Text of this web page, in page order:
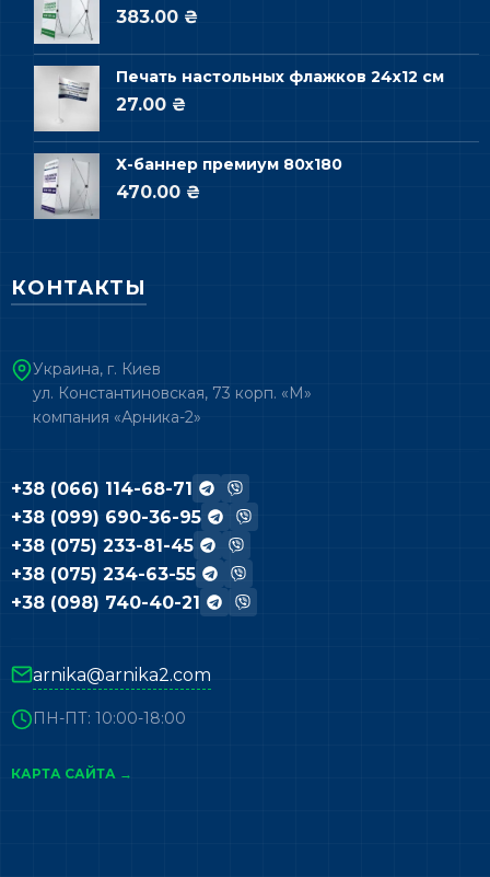
383.00 ₴
Печать настольных флажков 24х12 см
27.00 ₴
Х-баннер премиум 80х180
470.00 ₴
КОНТАКТЫ
Украина, г. Киев
ул. Константиновская, 73 корп. «М»
компания «Арника-2»
+38 (066) 114-68-71
+38 (099) 690-36-95
+38 (075) 233-81-45
+38 (075) 234-63-55
+38 (098) 740-40-21
arnika@arnika2.com
ПН-ПТ: 10:00-18:00
КАРТА САЙТА →